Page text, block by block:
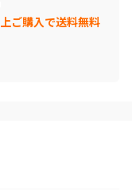
ご購入で送料無料